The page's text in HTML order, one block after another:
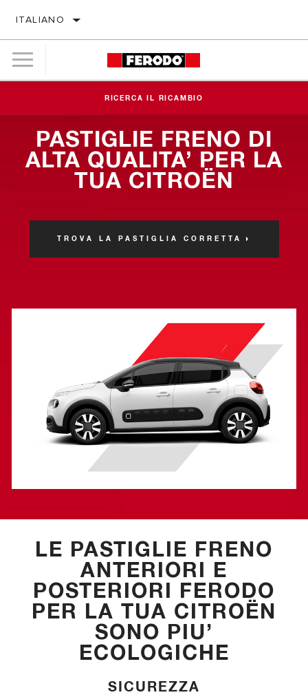
ITALIANO
RICERCA IL RICAMBIO
PASTIGLIE FRENO DI
ALTA QUALITA’ PER LA
TUA CITROËN
TROVA LA PASTIGLIA CORRETTA
LE PASTIGLIE FRENO
ANTERIORI E
POSTERIORI FERODO
PER LA TUA CITROËN
SONO PIU’
ECOLOGICHE
SICUREZZA